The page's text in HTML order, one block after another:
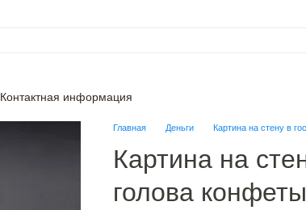
Контактная информация
Главная Деньги Картина на стену в
Картина на
голова